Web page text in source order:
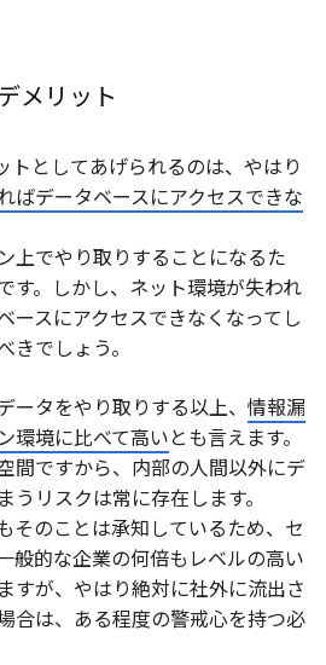
メリット
トとしてあげられるのは、やはり
ばデータベースにアクセスできな
上でやり取りすることになるた
す。しかし、ネット環境が失われ
ースにアクセスできなくなってし
きでしょう。
ータをやり取りする以上、 情報漏
環境に比べて高いとも言えます。
間ですから、内部の人間以外にデ
リスクは常に存在します。
そのことは承知しているため、セ
般的な企業の何倍もレベルの高い
すが、やはり絶対に社外に流出さ
合は、ある程度の警戒心を持つ必